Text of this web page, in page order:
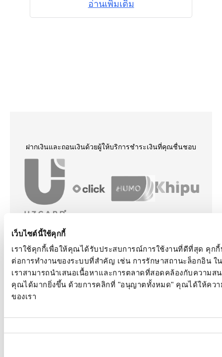
เว็บไซต์นี้ใช้คุกกี้
เราใช้คุกกี้เพื่อให้คุณได้รับประสบการณ์การใช้งานที่ดีที่สุด คุกกี้
ต่อการทำงานของระบบที่สำคัญ เช่น การรักษาสถานะล็อกอิน
เราสามารถนำเสนอเนื้อหาและการตลาดที่สอดคล้องกับความส
คุณได้มากยิ่งขึ้น ด้วยการคลิกที่ "อนุญาตทั้งหมด" คุณได้ให้ควา
ของเรา
ฝากเงินและถอนเงินด้วยผู้ให้บริการชำระเงินที่คุณชื่นชอบ